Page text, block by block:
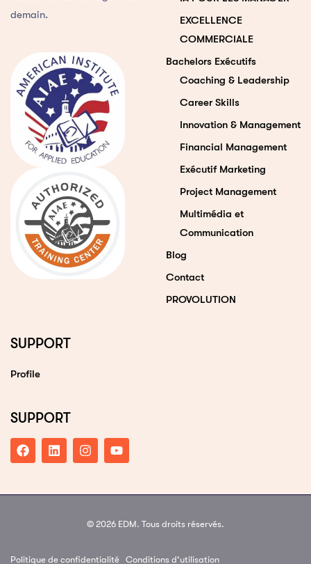
demain.
EXCELLENCE
COMMERCIALE
Bachelors Exécutifs
Coaching & Leadership
Career Skills
Innovation & Management
Financial Management
Exécutif Marketing
Project Management
Multimédia et
Communication
Blog
Contact
PROVOLUTION
SUPPORT
Profile
SUPPORT
© 2026 EDM. Tous droits réservés.
Politique de confidentialité Conditions d’utilisation